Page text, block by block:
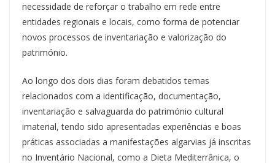
necessidade de reforçar o trabalho em rede entre
entidades regionais e locais, como forma de potenciar
novos processos de inventariação e valorização do
património.
Ao longo dos dois dias foram debatidos temas
relacionados com a identificação, documentação,
inventariação e salvaguarda do património cultural
imaterial, tendo sido apresentadas experiências e boas
práticas associadas a manifestações algarvias já inscritas
no Inventário Nacional, como a Dieta Mediterrânica, o